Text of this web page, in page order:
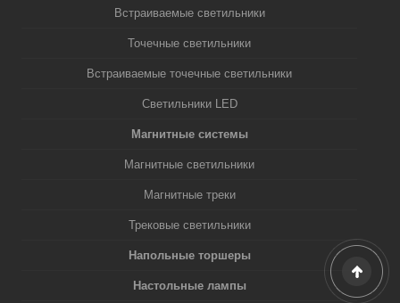
Встраиваемые светильники
Точечные светильники
Встраиваемые точечные светильники
Светильники LED
Магнитные системы
Магнитные светильники
Магнитные треки
Трековые светильники
Напольные торшеры
Настольные лампы